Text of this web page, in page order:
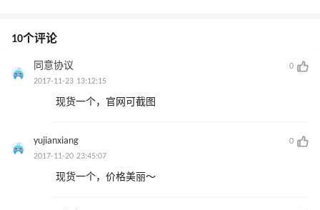
10个评论
同意协议
0
2017-11-23 13:12:15
现货一个，官网可截图
yujianxiang
0
2017-11-20 23:45:07
现货一个，价格美丽～